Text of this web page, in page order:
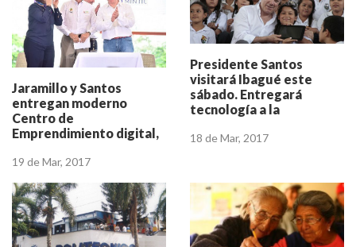
Jaramillo y Santos
entregan moderno
Centro de
Emprendimiento digital,
tabletas gratis
19 de Mar, 2017
Presidente Santos
visitará Ibagué este
sábado. Entregará
tecnología a la
18 de Mar, 2017